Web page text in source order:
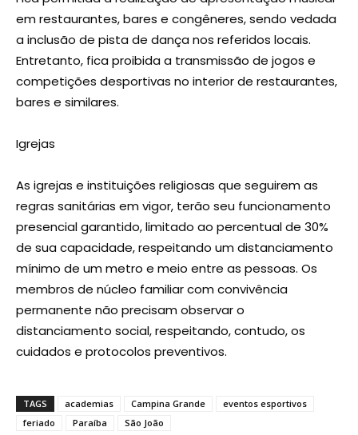
em restaurantes, bares e congêneres, sendo vedada
a inclusão de pista de dança nos referidos locais.
Entretanto, fica proibida a transmissão de jogos e
competições desportivas no interior de restaurantes,
bares e similares.
Igrejas
As igrejas e instituições religiosas que seguirem as
regras sanitárias em vigor, terão seu funcionamento
presencial garantido, limitado ao percentual de 30%
de sua capacidade, respeitando um distanciamento
mínimo de um metro e meio entre as pessoas. Os
membros de núcleo familiar com convivência
permanente não precisam observar o
distanciamento social, respeitando, contudo, os
cuidados e protocolos preventivos.
TAGS academias Campina Grande
eventos esportivos
feriado
Paraíba São João